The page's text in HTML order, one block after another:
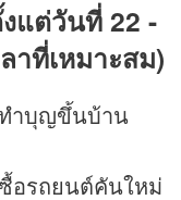
แต่วันที่ 22 -
าที่เหมาะสม)
ทำบุญขึ้นบ้าน
อรถยนต์คันใหม่